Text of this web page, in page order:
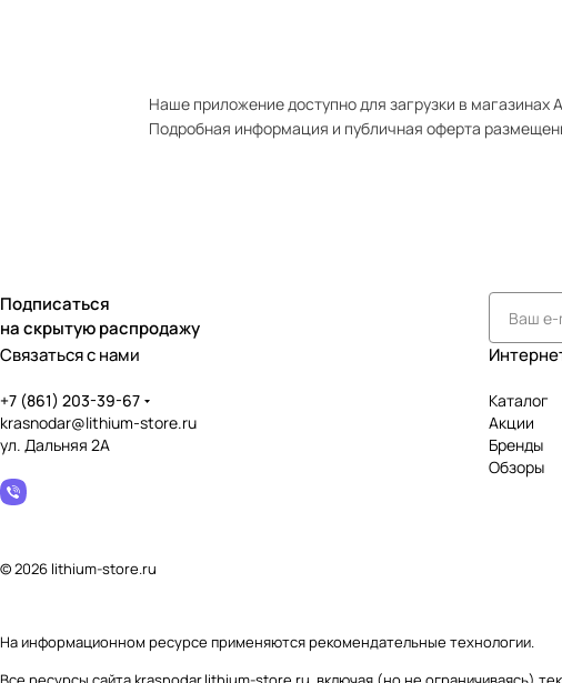
Наше приложение доступно для загрузки в магазинах
Подробная информация и публичная оферта
Подписаться
на скрытую распродажу
Связаться с нами
+7 (861) 203-39-67
krasnodar@lithium-store.ru
ул. Дальняя 2А
Каталог
Акции
Бренды
Обзоры
© 2026 lithium-store.ru
На информационном ресурсе применяютсярекомендательные технологии.